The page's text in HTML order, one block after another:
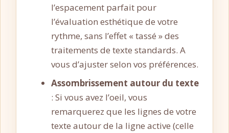
l’espacement parfait pour
l’évaluation esthétique de votre
rythme, sans l’effet « tassé » des
traitements de texte standards. A
vous d’ajuster selon vos préférences.
Assombrissement autour du texte
: Si vous avez l’oeil, vous
remarquerez que les lignes de votre
texte autour de la ligne active (celle